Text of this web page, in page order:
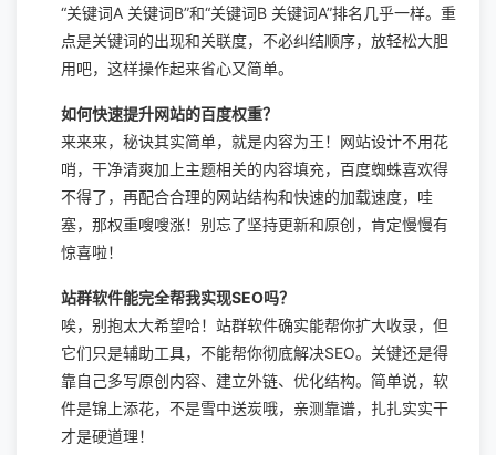
“关键词A 关键词B”和“关键词B 关键词A”排名几乎一样。重
点是关键词的出现和关联度，不必纠结顺序，放轻松大胆
用吧，这样操作起来省心又简单。
如何快速提升网站的百度权重？
来来来，秘诀其实简单，就是内容为王！网站设计不用花
哨，干净清爽加上主题相关的内容填充，百度蜘蛛喜欢得
不得了，再配合合理的网站结构和快速的加载速度，哇
塞，那权重嗖嗖涨！别忘了坚持更新和原创，肯定慢慢有
惊喜啦！
站群软件能完全帮我实现SEO吗？
唉，别抱太大希望哈！站群软件确实能帮你扩大收录，但
它们只是辅助工具，不能帮你彻底解决SEO。关键还是得
靠自己多写原创内容、建立外链、优化结构。简单说，软
件是锦上添花，不是雪中送炭哦，亲测靠谱，扎扎实实干
才是硬道理！